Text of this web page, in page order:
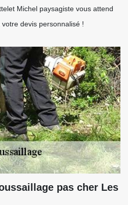
Michel paysagiste vous attend
devis personnalisé !
pas cher Les